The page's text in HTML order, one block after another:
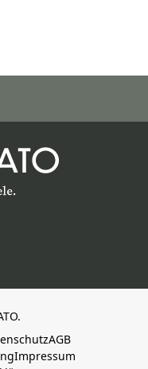
AGB
Impressum